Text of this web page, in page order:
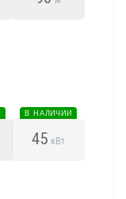
45
В НАЛИЧИИ
кВт